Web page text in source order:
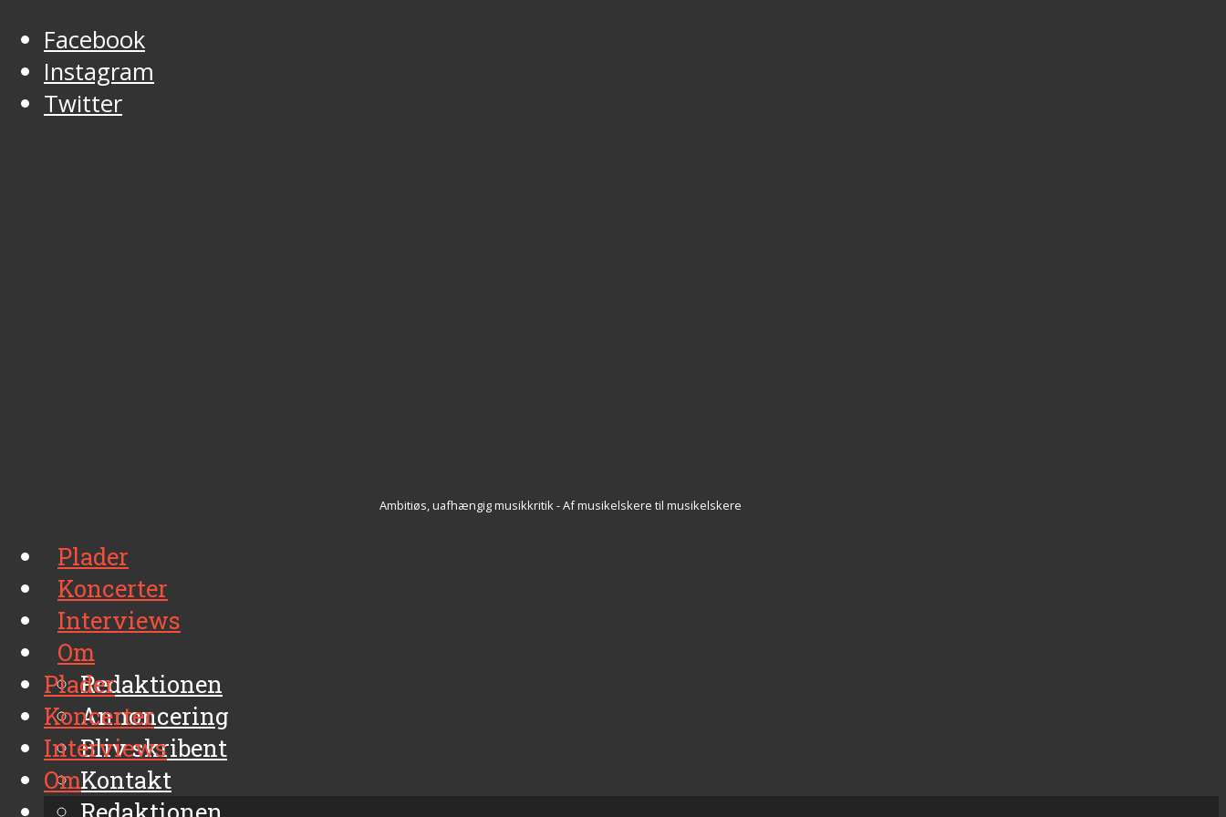
Facebook
Instagram
Twitter
Ambitiøs, uafhængig musikkritik - Af musikelskere til musikelskere
Plader
Koncerter
Interviews
Om
Redaktionen
Annoncering
Bliv skribent
Kontakt
Plader
Koncerter
Interviews
Om